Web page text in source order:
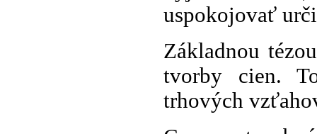
uspokojovať
Základnou
tvorby cien.
trhových